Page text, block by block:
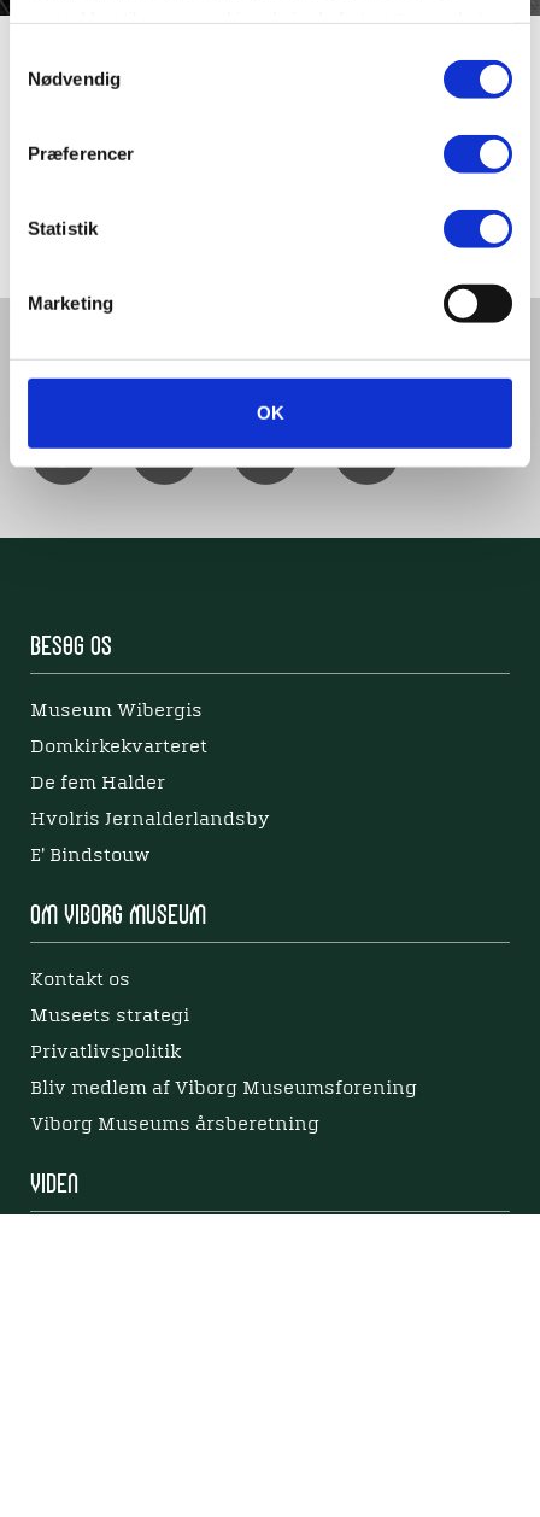
Nødvendig
Præferencer
Statistik
Marketing
OK
Safranvej
I området omkring Vestervangsskolen er en række veje
Del denne artikel med andre:
Besøg os
Museum Wibergis
Domkirkekvarteret
De fem Halder
Hvolris Jernalderlandsby
E' Bindstouw
Om Viborg Museum
Kontakt os
Museets strategi
Privatlivspolitik
Bliv medlem af Viborg Museumsforening
Viborg Museums årsberetning
Viden